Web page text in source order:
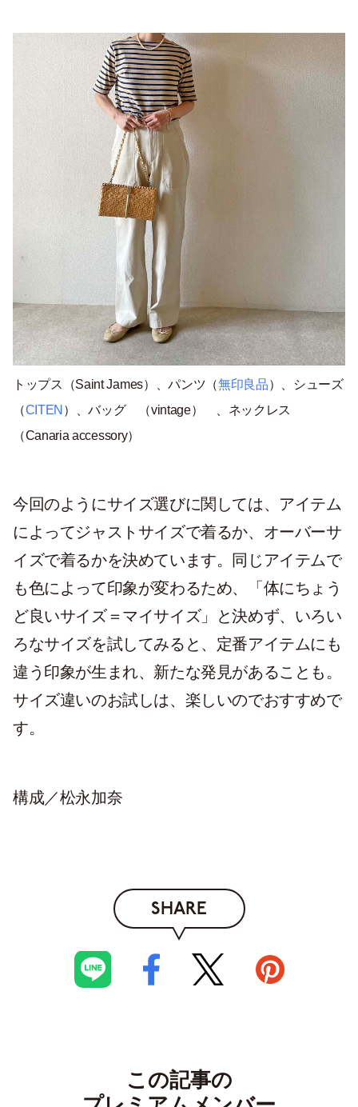
トップス（Saint James）、パンツ（無印良品）、シューズ
（CITEN ）、バッグ （vintage） 、ネックレス
（Canaria accessory）
今回のようにサイズ選びに関しては、アイテム
によってジャストサイズで着るか、オーバーサ
イズで着るかを決めています。同じアイテムで
も色によって印象が変わるため、「体にちょう
ど良いサイズ＝マイサイズ」と決めず、いろい
ろなサイズを試してみると、定番アイテムにも
違う印象が生まれ、新たな発見があることも。
サイズ違いのお試しは、楽しいのでおすすめで
す。
構成／松永加奈
SHARE
この記事の